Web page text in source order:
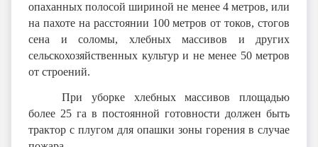
опаханных полосой шириной не менее 4 метров, или
на пахоте на расстоянии 100 метров от токов, стогов
сена и соломы, хлебных массивов и других
сельскохозяйственных культур и не менее 50 метров
от строений.
При уборке хлебных массивов площадью
более 25 га в постоянной готовности должен быть
трактор с плугом для опашки зоны горения в случае